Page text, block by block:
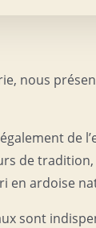
nous
de
de
en ardoise
sont